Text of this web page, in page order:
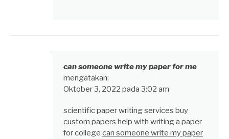
can someone write my paper for me
mengatakan:
Oktober 3, 2022 pada 3:02 am
scientific paper writing services buy
custom papers help with writing a paper
for college can someone write my paper